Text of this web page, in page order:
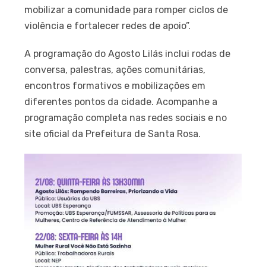
mobilizar a comunidade para romper ciclos de
violência e fortalecer redes de apoio”.
A programação do Agosto Lilás inclui rodas de
conversa, palestras, ações comunitárias,
encontros formativos e mobilizações em
diferentes pontos da cidade. Acompanhe a
programação completa nas redes sociais e no
site oficial da Prefeitura de Santa Rosa.